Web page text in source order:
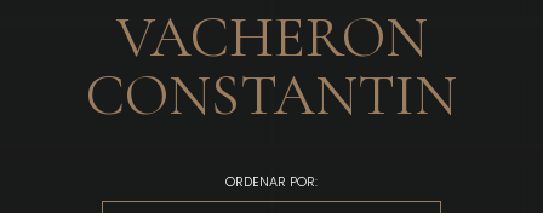
VACHERON
CONSTANTIN
ORDENAR POR: